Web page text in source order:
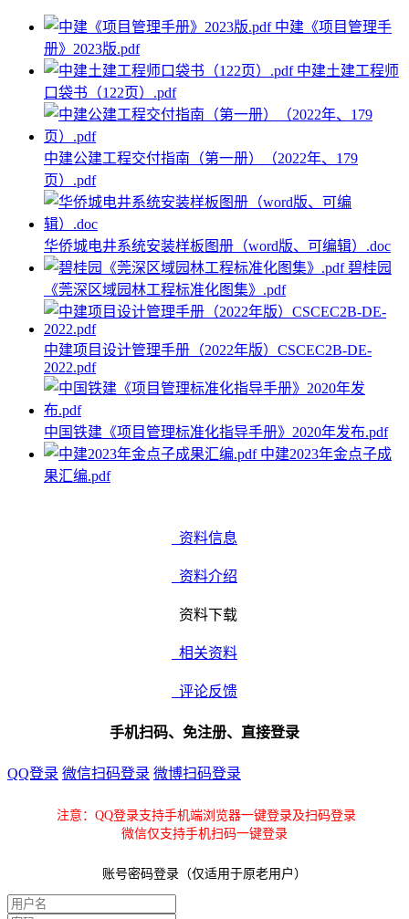
中建《项目管理手
册》2023版.pdf
中建土建工程师
口袋书（122页）.pdf
中建公建工程交付指南（第一册）（2022年、179
页）.pdf
华侨城电井系统安装样板图册（word版、可编辑）.doc
碧桂园
《莞深区域园林工程标准化图集》.pdf
中建项目设计管理手册（2022年版）CSCEC2B-DE-
2022.pdf
中国铁建《项目管理标准化指导手册》2020年发布.pdf
中建2023年金点子成
果汇编.pdf
资料信息
资料介绍
资料下载
相关资料
评论反馈
手机扫码、免注册、直接登录
QQ登录 微信扫码登录 微博扫码登录
注意：QQ登录支持手机端浏览器一键登录及扫码登录
微信仅支持手机扫码一键登录
账号密码登录（仅适用于原老用户）